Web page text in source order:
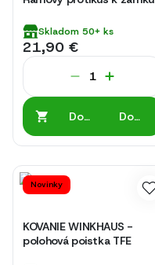
dverí U26-76
Skladom 50+ ks
21,90 €
Do
Do
Novinky
KOVANIE WINKHAUS -
polohová poistka TFE